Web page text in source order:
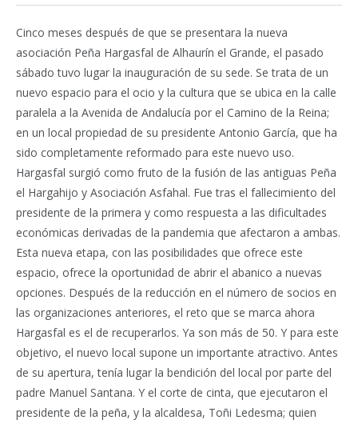
Cinco meses después de que se presentara la nueva
asociación Peña Hargasfal de Alhaurín el Grande, el pasado
sábado tuvo lugar la inauguración de su sede. Se trata de un
nuevo espacio para el ocio y la cultura que se ubica en la calle
paralela a la Avenida de Andalucía por el Camino de la Reina;
en un local propiedad de su presidente Antonio García, que ha
sido completamente reformado para este nuevo uso.
Hargasfal surgió como fruto de la fusión de las antiguas Peña
el Hargahijo y Asociación Asfahal. Fue tras el fallecimiento del
presidente de la primera y como respuesta a las dificultades
económicas derivadas de la pandemia que afectaron a ambas.
Esta nueva etapa, con las posibilidades que ofrece este
espacio, ofrece la oportunidad de abrir el abanico a nuevas
opciones. Después de la reducción en el número de socios en
las organizaciones anteriores, el reto que se marca ahora
Hargasfal es el de recuperarlos. Ya son más de 50. Y para este
objetivo, el nuevo local supone un importante atractivo. Antes
de su apertura, tenía lugar la bendición del local por parte del
padre Manuel Santana. Y el corte de cinta, que ejecutaron el
presidente de la peña, y la alcaldesa, Toñi Ledesma; quien